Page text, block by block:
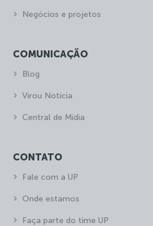
Negócios e projetos
COMUNICAÇÃO
Blog
Virou Notícia
Central de Mídia
CONTATO
Fale com a UP
Onde estamos
Faça parte do time UP